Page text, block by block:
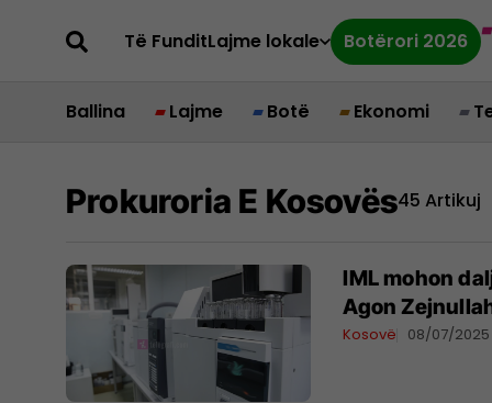
Të FunditLajme lokale Botërori 2026
Ballina Lajme Botë Ekonomi
Prokuroria E Kosovës45 Artikuj
IML mohon
Agon
Kosovë 08/07/2025